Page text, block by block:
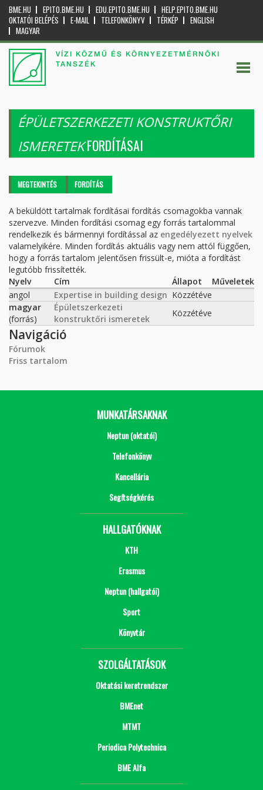
BME.HU EPITO.BME.HU EDU.EPITO.BME.HU
HELP.EPITO.BME.HU
OKTATÓI BELÉPÉS
E-MAIL TELEFONKÖNYV TÉRKÉP
ENGLISH
MAGYAR
VÍZI KÖZMŰ ÉS KÖRNYEZETMÉRNÖKI
TANSZÉK
ÉPÜLETSZERKEZETI KONSTRUKTŐRI
ISMERETEKFORDÍTÁSAI
Elsődleges fülek
MEGTEKINTÉS FORDÍTÁS
A beküldött tartalmak fordításai fordítás csomagokba vannak
szervezve. Minden fordítási csomag egy forrás tartalommal
rendelkezik és bármennyi fordítással az engedélyezett nyelvek
valamelyikére. Minden fordítás aktuális vagy nem attól függően,
hogy a forrás tartalom jelentősen frissült-e, mióta a fordítást
legutóbb frissítették.
Nyelv
Cím Állapot
Műveletek
angol
Expertise in building design Közzétéve
magyar
(forrás)
Épületszerkezeti
konstruktőri ismeretek
Közzétéve
Navigáció
Fórumok
Friss tartalom
MUNKATÁRSAKNAK
Neptun (oktatói)
Telefonkönyv
Kancellária
Segítségkérés
HALLGATÓKNAK
KTH
Erasmus
Neptun (hallgatói)
Sport
Könyvtár
SZOLGÁLTATÁSOK
Oktatási keretrendszer
BMEnet
MTMT
Periodica Polytechnica
BME Alfa